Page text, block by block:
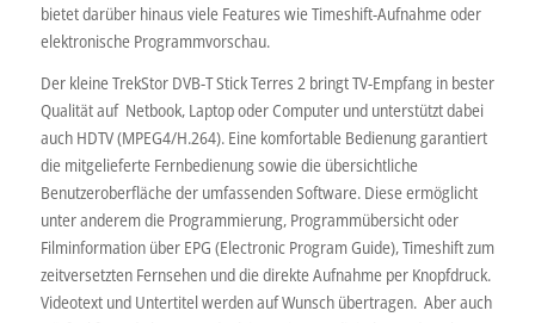
bietet darüber hinaus viele Features wie Timeshift-Aufnahme oder
elektronische Programmvorschau.
Der kleine TrekStor DVB-T Stick Terres 2 bringt TV-Empfang in bester
Qualität auf Netbook, Laptop oder Computer und unterstützt dabei
auch HDTV (MPEG4/H.264). Eine komfortable Bedienung garantiert
die mitgelieferte Fernbedienung sowie die übersichtliche
Benutzeroberfläche der umfassenden Software. Diese ermöglicht
unter anderem die Programmierung, Programmübersicht oder
Filminformation über EPG (Electronic Program Guide), Timeshift zum
zeitversetzten Fernsehen und die direkte Aufnahme per Knopfdruck.
Videotext und Untertitel werden auf Wunsch übertragen. Aber auch